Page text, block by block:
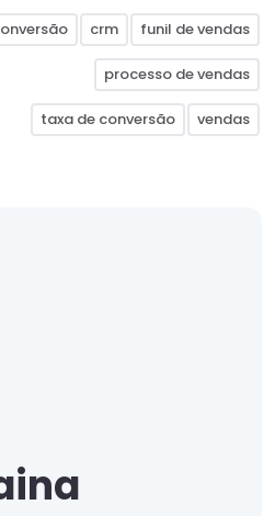
crm funil de vendas
processo de vendas
taxa de conversão vendas